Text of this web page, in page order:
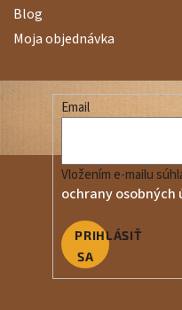
Blog
Moja objednávka
Email
Vložením e-mailu
ochrany osobných
PRIHLÁSIŤ
SA